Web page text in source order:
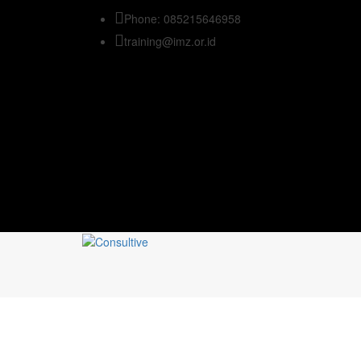
Phone: 085215646958
training@imz.or.id